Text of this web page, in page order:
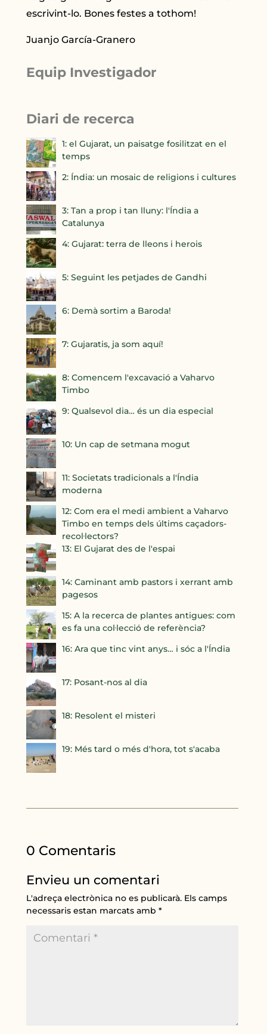
escrivint-lo. Bones festes a tothom!
Juanjo García-Granero
Equip Investigador
Diari de recerca
1: el Gujarat, un paisatge fosilitzat en el
temps
2: Índia: un mosaic de religions i cultures
3: Tan a prop i tan lluny: l'Índia a
Catalunya
4: Gujarat: terra de lleons i herois
5: Seguint les petjades de Gandhi
6: Demà sortim a Baroda!
7: Gujaratis, ja som aquí!
8: Comencem l'excavació a Vaharvo
Timbo
9: Qualsevol dia… és un dia especial
10: Un cap de setmana mogut
11: Societats tradicionals a l'Índia
moderna
12: Com era el medi ambient a Vaharvo
Timbo en temps dels últims caçadors-
recol·lectors?
13: El Gujarat des de l'espai
14: Caminant amb pastors i xerrant amb
pagesos
15: A la recerca de plantes antigues: com
es fa una col·lecció de referència?
16: Ara que tinc vint anys… i sóc a l'Índia
17: Posant-nos al dia
18: Resolent el misteri
19: Més tard o més d'hora, tot s'acaba
0 Comentaris
Envieu un comentari
L'adreça electrònica no es publicarà. Els camps
necessaris estan marcats amb*